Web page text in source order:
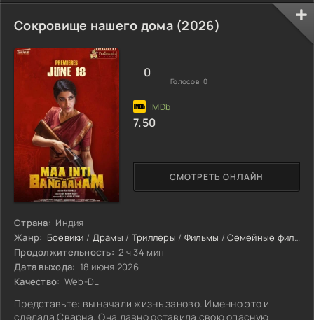
площадке, вмешиваясь в процесс создания фильма.
Однако хоррор без оригинальных монстров — это не
хоррор, и миньоны продолжают поиски подходящей
натуры. Всё идёт хорошо, пока в руки жёлтых непосед не
попадает древняя книга заклинаний. Сначала они
пытаются
Сокровище нашего дома (2026)
Страна: Индия
Жанр: Боевики / Драмы / Триллеры / Фильмы /Семейные фильмы
Продолжительность: 2 ч 34 мин
Дата выхода: 18 июня 2026
Качество: Web-DL
Представьте: вы начали жизнь заново. Именно это и
сделала Сварна. Она давно оставила свою опасную
СМОТРЕТЬ ОНЛАЙН
0
Голосов: 0
7.50